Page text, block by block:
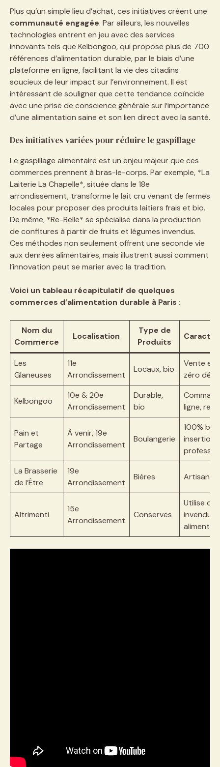
Plus qu’un simple lieu d’achat, ces initiatives créent une
communauté engagée. Par ailleurs, les nouvelles
technologies entrent en jeu avec des services
innovants tels que Kelbongoo, qui propose plus de 700
références d’alimentation durable, par le biais d’une
plateforme en ligne, facilitant la vie des citadins
soucieux de leur impact sur l’environnement. Il est
intéressant de souligner que cette tendance coïncide
avec une prise de conscience générale sur l’importance
d’une alimentation saine et son lien direct avec la santé.
Des initiatives variées pour réduire le gaspillage
Le gaspillage alimentaire est un enjeu majeur que ces
commerces prennent à bras-le-corps. Par exemple, *La
Laiterie La Chapelle*, située dans le 18e
arrondissement, transforme le lait cru venant de fermes
locales pour proposer des produits laitiers frais et bio.
De même, *Re-Belle* se spécialise dans la production
de confitures à partir de fruits et légumes invendus.
Ces méthodes non seulement offrent une seconde vie
aux denrées alimentaires, mais illustrent aussi comment
l’innovation peut se marier avec la tradition.
Voici un tableau récapitulatif de quelques
commerces d’alimentation durable à Paris :
Nom du
Commerce
Localisation
Type de
Produits
Les
Glaneuses
11e
Arrondissement
Locaux, bio
Vente en
zéro
Kelbongoo
10e & 20e
Arrondissement
Durable,
bio
ligne,
Pain et
Partage
À venir, 19e
Arrondissement
Boulangerie
100% bio,
insertion
La Brasserie
de l’Être
19e
Arrondissement
Bières
Altrimenti
15e
Arrondissement
Conserves
Utilise des
invendus